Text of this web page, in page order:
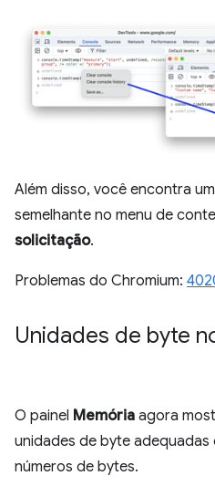
Além disso, você encontra
semelhante no menu de
solicitação.
Problemas do Chromium:
Unidades de byte
O painel Memória agora
unidades de byte adequadas
números de bytes.